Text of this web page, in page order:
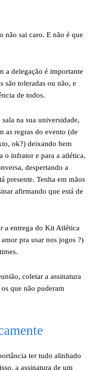
não sai caro. E não é que
a delegação é importante
são toleradas ou não, e
de todos.
na sua universidade,
as regras do evento (de
ok?) deixando bem
o infrator e para a atlética,
despertando a
presente. Tenha em mãos
afirmando que está de
a entrega do Kit Atlética
pra usar nos jogos ?)
coletar a assinatura
que não puderam
ter tudo alinhado
a assinatura de um